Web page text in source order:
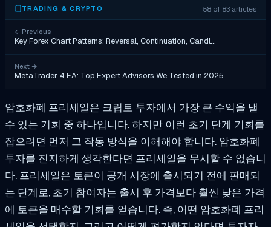
TRADING & CRYPTO 58 of 83 articles
← Previous
Key Forex Chart Patterns: Reversal, Continuation, Candl…
Next →
MetaTrader 4 EA: Top Expert Advisors We Tested in 2025
암호화폐 프리세일은 크립토 투자에서 가장 큰 수익을 낼
수 있는 기회 중 하나입니다. 하지만 이런 초기 단계 기회를
잡으려면 먼저 그 작동 방식을 이해해야 합니다. 암호화폐
투자를 진지하게 생각한다면 프리세일을 무시할 수 없습니
다. 프리세일은 토큰이 공개 시장에 출시되기 전에 판매되
는 단계로, 초기 참여자는 출시 후 가격보다 훨씬 낮은 가격
에 토큰을 매수할 기회를 얻습니다. 즉, 어떤 암호화폐 프리